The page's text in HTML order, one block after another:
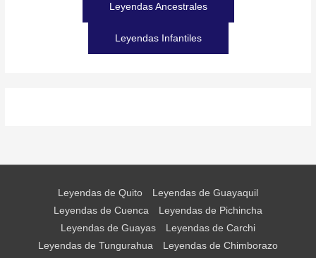
Leyendas Ancestrales
Leyendas Infantiles
Leyendas de Quito
Leyendas de Guayaquil
Leyendas de Cuenca
Leyendas de Pichincha
Leyendas de Guayas
Leyendas de Carchi
Leyendas de Tungurahua
Leyendas de Chimborazo